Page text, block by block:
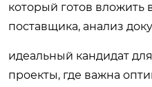
который готов
поставщика, анализ
идеальный кандидат
проекты, где важна